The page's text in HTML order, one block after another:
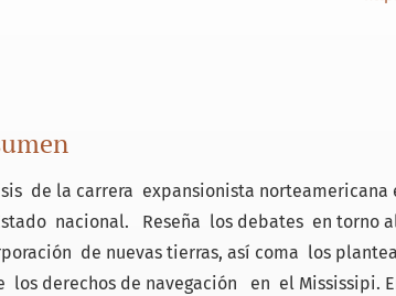
de la carrera expansionista
nacional. Reseña los debates en torno
de nuevas tierras, así coma los
los derechos de navegación en el Mississipi.